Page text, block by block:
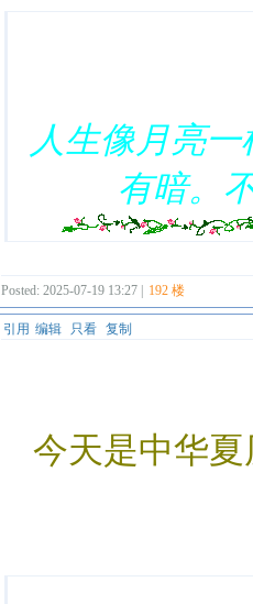
人生像月亮
有暗。
Posted: 2025-07-19 13:27 | 192 楼
引用 编辑 只看 复制
今天是中华